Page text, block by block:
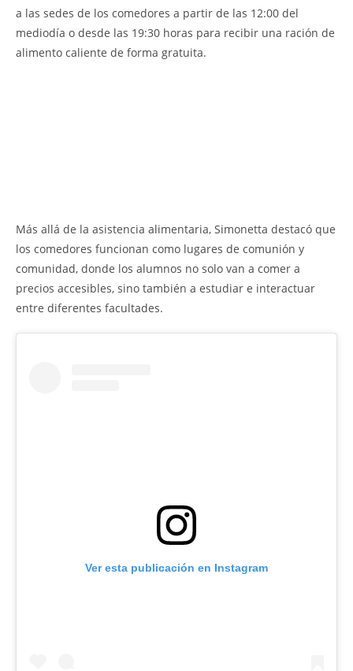
a las sedes de los comedores a partir de las 12:00 del
mediodía o desde las 19:30 horas para recibir una ración de
alimento caliente de forma gratuita.
Más allá de la asistencia alimentaria, Simonetta destacó que
los comedores funcionan como lugares de comunión y
comunidad, donde los alumnos no solo van a comer a
precios accesibles, sino también a estudiar e interactuar
entre diferentes facultades.
Ver esta publicación en Instagram